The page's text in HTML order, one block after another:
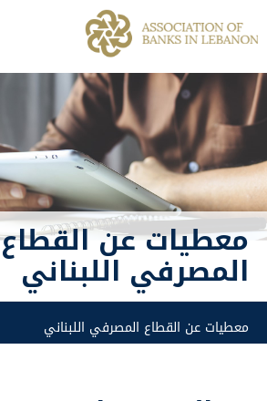
معطيات عن القطاع
المصرفي اللبناني